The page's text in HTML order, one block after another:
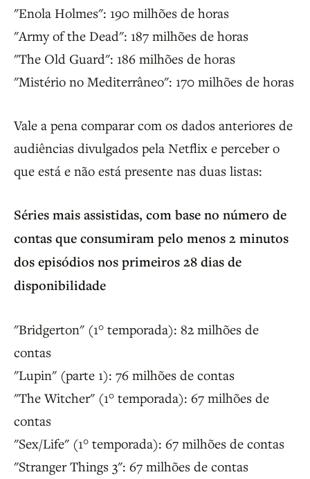
"Enola Holmes": 190 milhões de horas
"Army of the Dead": 187 milhões de horas
"The Old Guard": 186 milhões de horas
"Mistério no Mediterrâneo": 170 milhões de horas
Vale a pena comparar com os dados anteriores de
audiências divulgados pela Netflix e perceber o
que está e não está presente nas duas listas:
Séries mais assistidas, com base no número de
contas que consumiram pelo menos 2 minutos
dos episódios nos primeiros 28 dias de
disponibilidade
"Bridgerton" (1° temporada): 82 milhões de
contas
"Lupin" (parte 1): 76 milhões de contas
"The Witcher" (1° temporada): 67 milhões de
contas
"Sex/Life" (1° temporada): 67 milhões de contas
"Stranger Things 3": 67 milhões de contas